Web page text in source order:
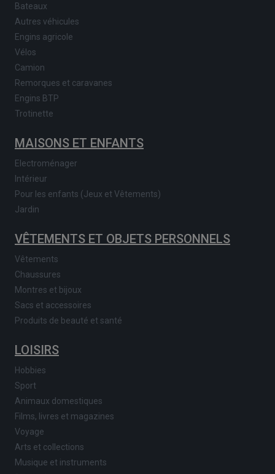
Bateaux
Autres véhicules
Engins agricole
Vélos
Camion
Remorques et caravanes
Engins BTP
Trotinette
MAISONS ET ENFANTS
Electroménager
Intérieur
Pour les enfants (Jeux et Vêtements)
Jardin
VÊTEMENTS ET OBJETS PERSONNELS
Vêtements
Chaussures
Montres et bijoux
Sacs et accessoires
Produits de beauté et santé
LOISIRS
Hobbies
Sport
Animaux domestiques
Films, livres et magazines
Voyage
Arts et collections
Musique et instruments